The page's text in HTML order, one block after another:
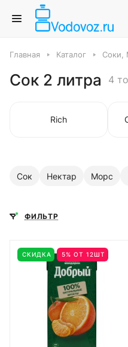
Главная Каталог Соки,
Сок 2 литра 4
Rich
Сок Нектар Морс
ФИЛЬТР
СКИДКА 5% ОТ 12ШТ